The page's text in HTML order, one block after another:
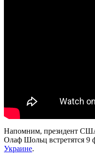
Напомним, президент
Олаф Шольц встретятся 9
Украине.